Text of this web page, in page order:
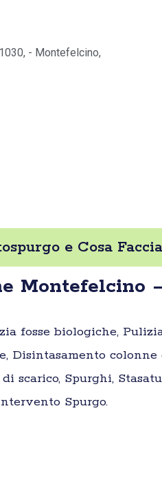
- Montefelcino,
e Cosa
Montefelcino
fosse biologiche,
Disintasamento
scarico, Spurghi,
Spurgo.